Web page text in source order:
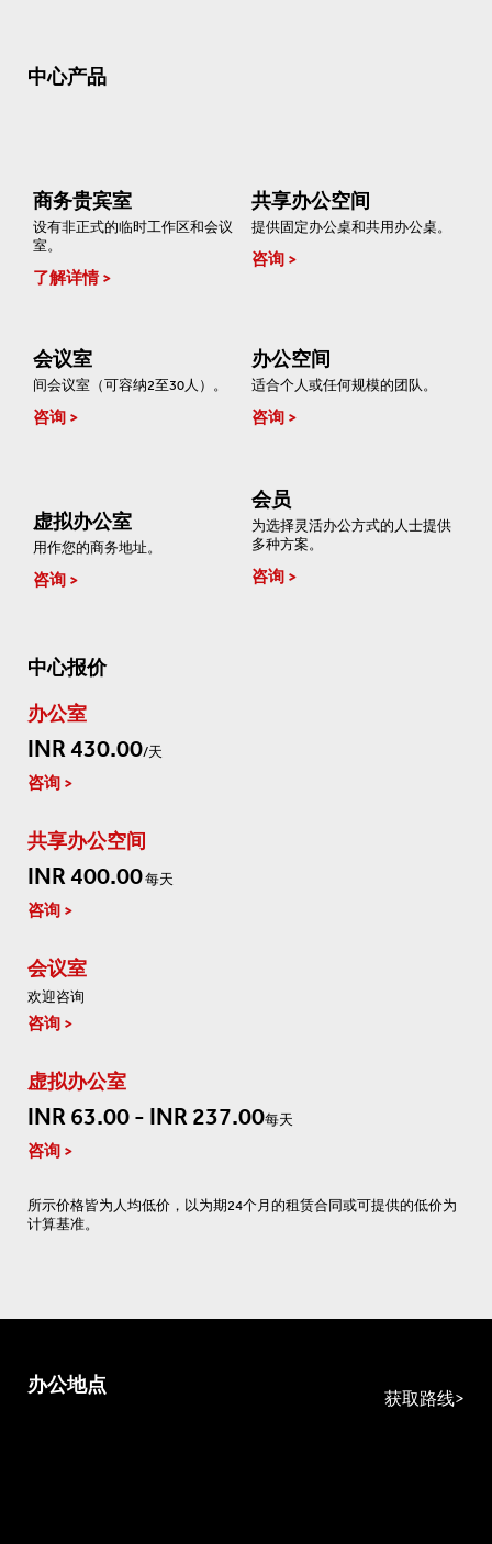
中心产品
商务贵宾室
设有非正式的临时工作区和会议
室。
了解详情
共享办公空间
提供固定办公桌和共用办公桌。
咨询
会议室
间会议室（可容纳2至30人）。
咨询
办公空间
适合个人或任何规模的团队。
咨询
虚拟办公室
用作您的商务地址。
咨询
会员
为选择灵活办公方式的人士提供
多种方案。
咨询
中心报价
办公室
INR 430.00/天
咨询
共享办公空间
INR 400.00每天
咨询
会议室
欢迎咨询
咨询
虚拟办公室
INR 63.00 - INR 237.00每天
咨询
所示价格皆为人均低价，以为期24个月的租赁合同或可提供的低价为
计算基准。
办公地点
获取路线